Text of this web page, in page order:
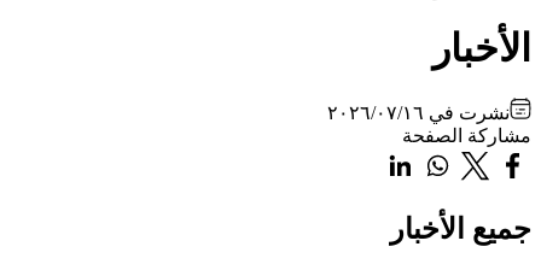
الأخبار
نشرت في ٢٠٢٦/٠٧/١٦
مشاركة الصفحة
جميع الأخبار